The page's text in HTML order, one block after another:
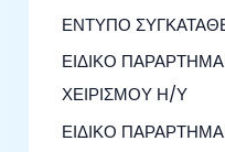
ΕΝΤΥΠΟ
ΕΙΔΙΚΟ
ΧΕΙΡΙΣΜΟΥ Η/Υ
ΕΙΔΙΚΟ